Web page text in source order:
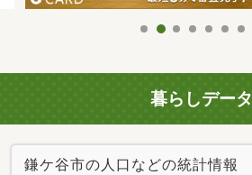
暮らしデータ
鎌ケ谷市の人口などの統計情報